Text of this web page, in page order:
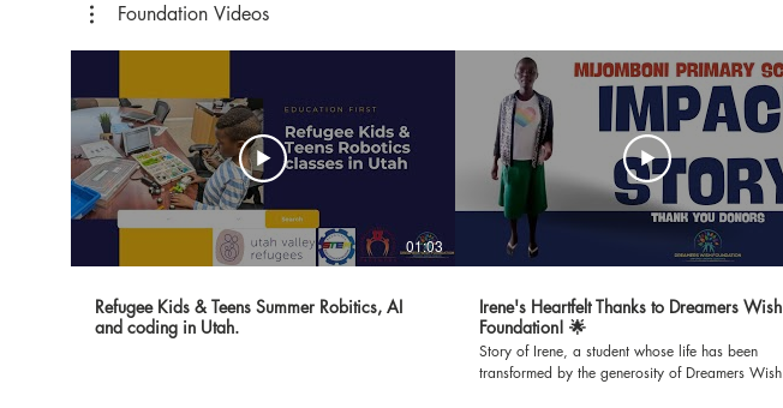
Foundation Videos
01:03
Refugee Kids & Teens Summer Robitics, AI
and coding in Utah.
Irene's Heartfelt Thanks to Dreamers Wish
Foundation! 🌟
Story of Irene, a student whose life has been
transformed by the generosity of Dreamers Wish